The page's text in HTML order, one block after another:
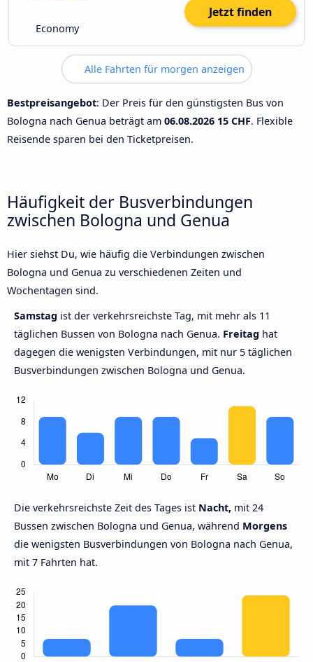
Economy
Jetzt finden
Alle Fahrten für morgen anzeigen
Bestpreisangebot: Der Preis für den günstigsten Bus von
Bologna nach Genua beträgt am 06.08.2026 15 CHF. Flexible
Reisende sparen bei den Ticketpreisen.
Häufigkeit der Busverbindungen
zwischen Bologna und Genua
Hier siehst Du, wie häufig die Verbindungen zwischen
Bologna und Genua zu verschiedenen Zeiten und
Wochentagen sind.
Samstag ist der verkehrsreichste Tag, mit mehr als 11
täglichen Bussen von Bologna nach Genua. Freitag hat
dagegen die wenigsten Verbindungen, mit nur 5 täglichen
Busverbindungen zwischen Bologna und Genua.
Die verkehrsreichste Zeit des Tages ist Nacht, mit 24
Bussen zwischen Bologna und Genua, während Morgens
die wenigsten Busverbindungen von Bologna nach Genua,
mit 7 Fahrten hat.